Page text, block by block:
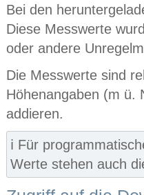
Bei den
Diese Messwerte
oder andere
Die Messwerte sind
Höhenangaben (m ü.
addieren.
ℹ️ Für
Werte stehen auch